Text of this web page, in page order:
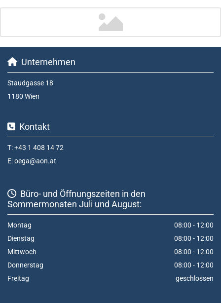
Unternehmen
Staudgasse 18
1180 Wien
 Kontakt
T:+43 1 408 14 72
E:oega@aon.at
Büro- und Öffnungszeiten in den
Sommermonaten Juli und August:
Montag
08:00 - 12:00
Dienstag
08:00 - 12:00
Mittwoch
08:00 - 12:00
Donnerstag
08:00 - 12:00
Freitag
geschlossen